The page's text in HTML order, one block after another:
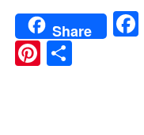
Share
Pinterest